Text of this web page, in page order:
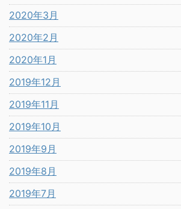
2020年3月
2020年2月
2020年1月
2019年12月
2019年11月
2019年10月
2019年9月
2019年8月
2019年7月